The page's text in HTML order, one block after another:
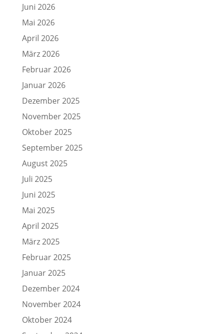
Juni 2026
Mai 2026
April 2026
März 2026
Februar 2026
Januar 2026
Dezember 2025
November 2025
Oktober 2025
September 2025
August 2025
Juli 2025
Juni 2025
Mai 2025
April 2025
März 2025
Februar 2025
Januar 2025
Dezember 2024
November 2024
Oktober 2024